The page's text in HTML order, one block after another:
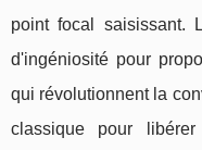
point focal saisissant.
d'ingéniosité pour
qui révolutionnent la
classique pour